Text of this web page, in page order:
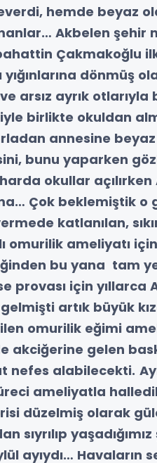
hemde beyaz
Akbelen şehir
Çakmakoğlu
dönmüş
arsız ayrık
birlikte okuldan
annesine
bunu yaparken
okullar
Çok beklemiştik
katlanılan,
omurilik ameliyatı
bu yana tam
için yıllarca
artık büyük
omurilik eğimi
akciğerine gelen
nefes alabilecekti.
ameliyatla
düzelmiş olarak
sıyrılıp
ayıydı… Havaların